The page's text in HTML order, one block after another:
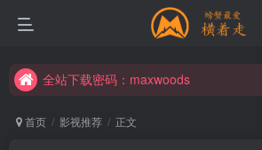
全站下载密码：maxwoods
首页 影视推荐 正文